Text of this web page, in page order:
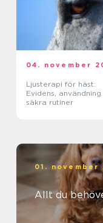
04. november
Ljusterapi för häst:
Evidens,
säkra rutiner
01. november
Allt du